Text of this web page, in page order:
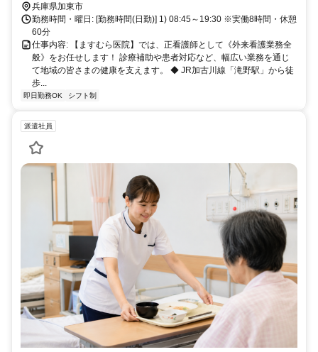
兵庫県加東市
勤務時間・曜日: [勤務時間(日勤)] 1) 08:45～19:30 ※実働8時間・休憩
60分
仕事内容: 【ますむら医院】では、正看護師として《外来看護業務全
般》をお任せします！ 診療補助や患者対応など、幅広い業務を通じ
て地域の皆さまの健康を支えます。 ◆ JR加古川線「滝野駅」から徒
歩...
即日勤務OK シフト制
派遣社員